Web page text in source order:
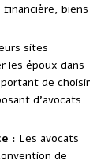
biens
sites
les époux dans
de choisir
d’avocats
: Les avocats
de